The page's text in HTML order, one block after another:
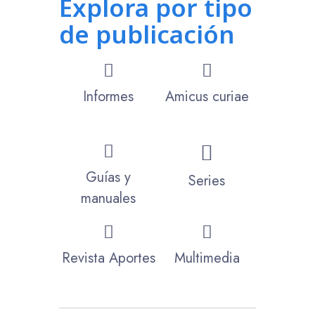
Explora por tipo
de publicación
Informes Amicus curiae
Guías y
manuales
Series
Revista Aportes Multimedia